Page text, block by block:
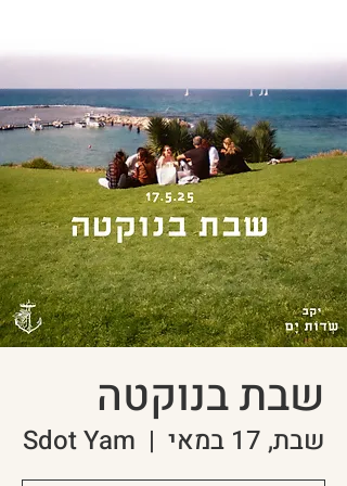
שבת בנוקטה
שבת, 17 במאי
  |
Sdot Yam